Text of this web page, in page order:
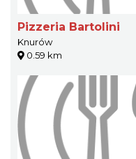
Pizzeria Bartolini
Knurów
0.59 km